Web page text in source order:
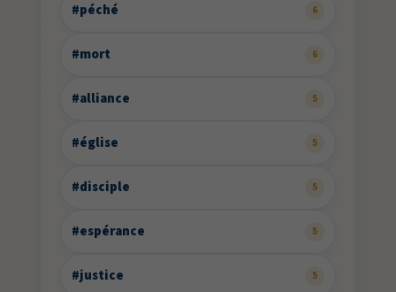
#péché 6
#mort 6
#alliance 5
#église 5
#disciple 5
#espérance 5
#justice 5